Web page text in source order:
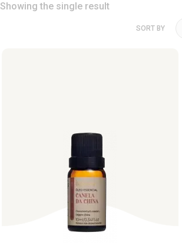
Showing the single result
SORT BY